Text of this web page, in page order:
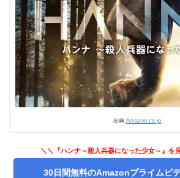
出典:Amazon.co.jp
＼＼『ハンナ～殺人兵器になった少女～』を
30日間無料のAmazonプライムビ